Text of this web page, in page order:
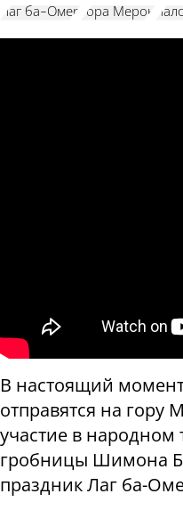
Лаг ба-Омер гора Мерон
В настоящий
отправятся на гору
участие в народном
гробницы Шимона
праздник Лаг ба-